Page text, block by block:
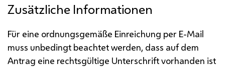
Zusätzliche Informationen
Für eine ordnungsgemäße Einreichung per E-Mail
muss unbedingt beachtet werden, dass auf dem
Antrag eine rechtsgültige Unterschrift vorhanden ist